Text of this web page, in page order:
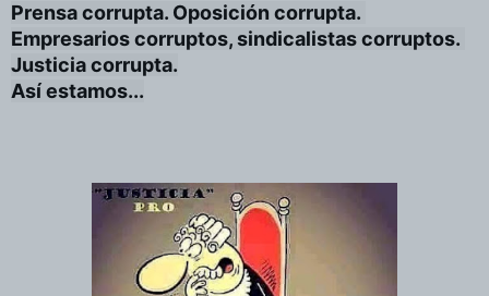
Prensa corrupta. Oposición corrupta.
Empresarios corruptos, sindicalistas corruptos.
Justicia corrupta.
Así estamos...